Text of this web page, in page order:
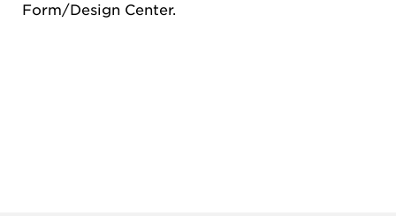
Form/Design Center.